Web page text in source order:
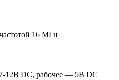
16 МГц
12В DC, рабочее — 5В DC